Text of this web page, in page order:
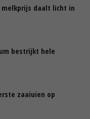
melkprijs daalt licht in
bestrijkt hele
zaaiuien op